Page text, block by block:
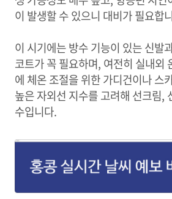
이 발생할 수 있으니 대비가 필요합
이 시기에는 방수 기능이 있는 신발
코트가 꼭 필요하며, 여전히 실내외
에 체온 조절을 위한 가디건이나 스
높은 자외선 지수를 고려해 선크림,
수입니다.